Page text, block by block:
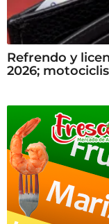
Refrendo y
2026;